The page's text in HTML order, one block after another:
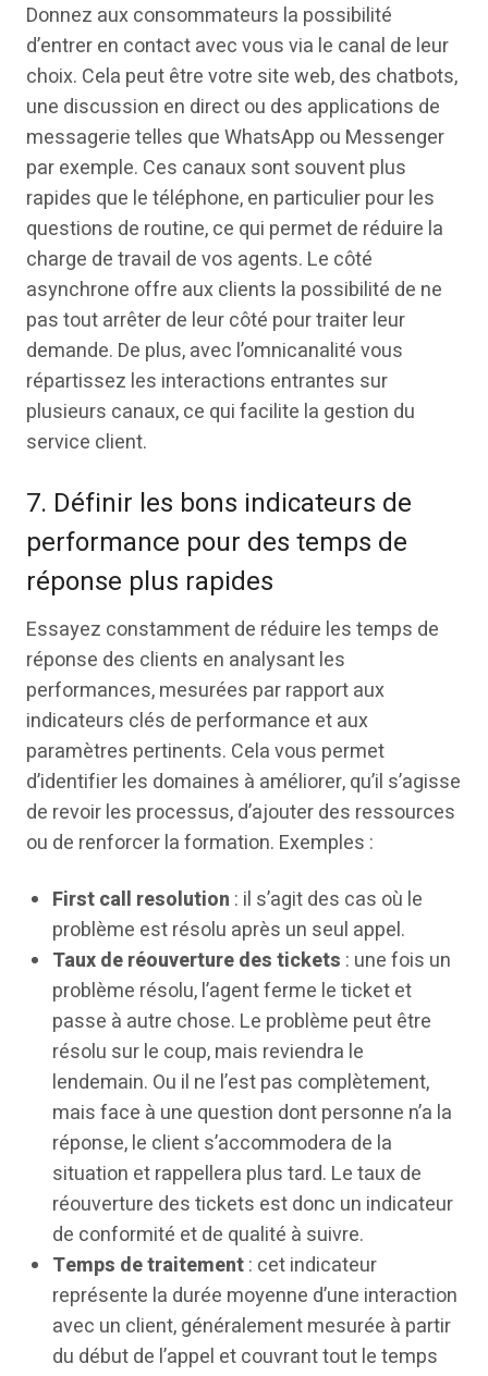
Donnez aux consommateurs la possibilité
d’entrer en contact avec vous via le canal de leur
choix. Cela peut être votre site web, des chatbots,
une discussion en direct ou des applications de
messagerie telles que WhatsApp ou Messenger
par exemple. Ces canaux sont souvent plus
rapides que le téléphone, en particulier pour les
questions de routine, ce qui permet de réduire la
charge de travail de vos agents. Le côté
asynchrone offre aux clients la possibilité de ne
pas tout arrêter de leur côté pour traiter leur
demande. De plus, avec l’omnicanalité vous
répartissez les interactions entrantes sur
plusieurs canaux, ce qui facilite la gestion du
service client.
7. Définir les bons indicateurs de
performance pour des temps de
réponse plus rapides
Essayez constamment de réduire les temps de
réponse des clients en analysant les
performances, mesurées par rapport aux
indicateurs clés de performance et aux
paramètres pertinents. Cela vous permet
d’identifier les domaines à améliorer, qu’il s’agisse
de revoir les processus, d’ajouter des ressources
ou de renforcer la formation. Exemples :
First call resolution : il s’agit des cas où le
problème est résolu après un seul appel.
Taux de réouverture des tickets : une fois un
problème résolu, l’agent ferme le ticket et
passe à autre chose. Le problème peut être
résolu sur le coup, mais reviendra le
lendemain. Ou il ne l’est pas complètement,
mais face à une question dont personne n’a la
réponse, le client s’accommodera de la
situation et rappellera plus tard. Le taux de
réouverture des tickets est donc un indicateur
de conformité et de qualité à suivre.
Temps de traitement: cet indicateur
représente la durée moyenne d’une interaction
avec un client, généralement mesurée à partir
du début de l’appel et couvrant tout le temps